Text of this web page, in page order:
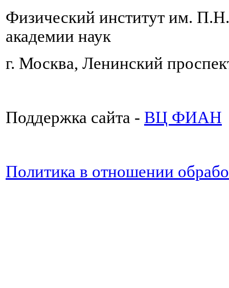
Физический институт им.
академии наук
г. Москва, Ленинский
Поддержка сайта - ВЦ ФИАН
Политика в отношении